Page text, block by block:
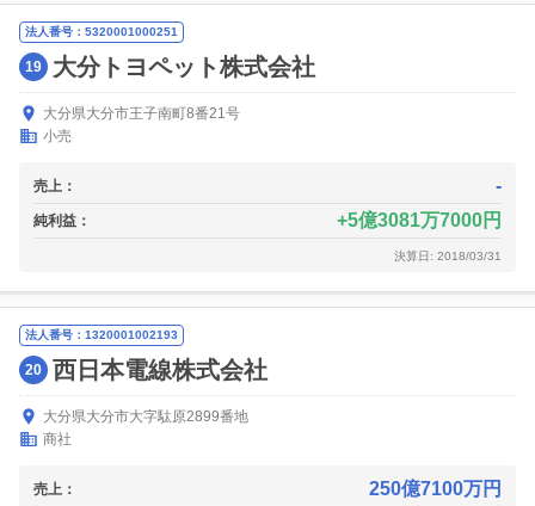
法人番号：5320001000251
19 大分トヨペット株式会社
大分県大分市王子南町8番21号
小売
売上： -
純利益： 5億3081万7000円
決算日: 2018/03/31
法人番号：1320001002193
20 西日本電線株式会社
大分県大分市大字駄原2899番地
商社
売上： 250億7100万円